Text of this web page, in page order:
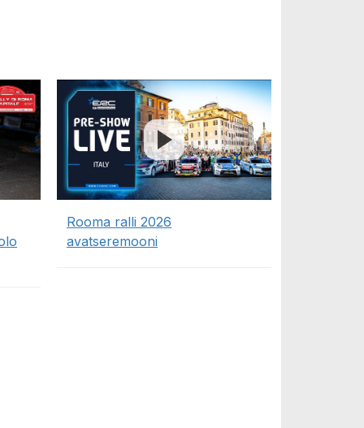
Rooma ralli 2026
avatseremooni